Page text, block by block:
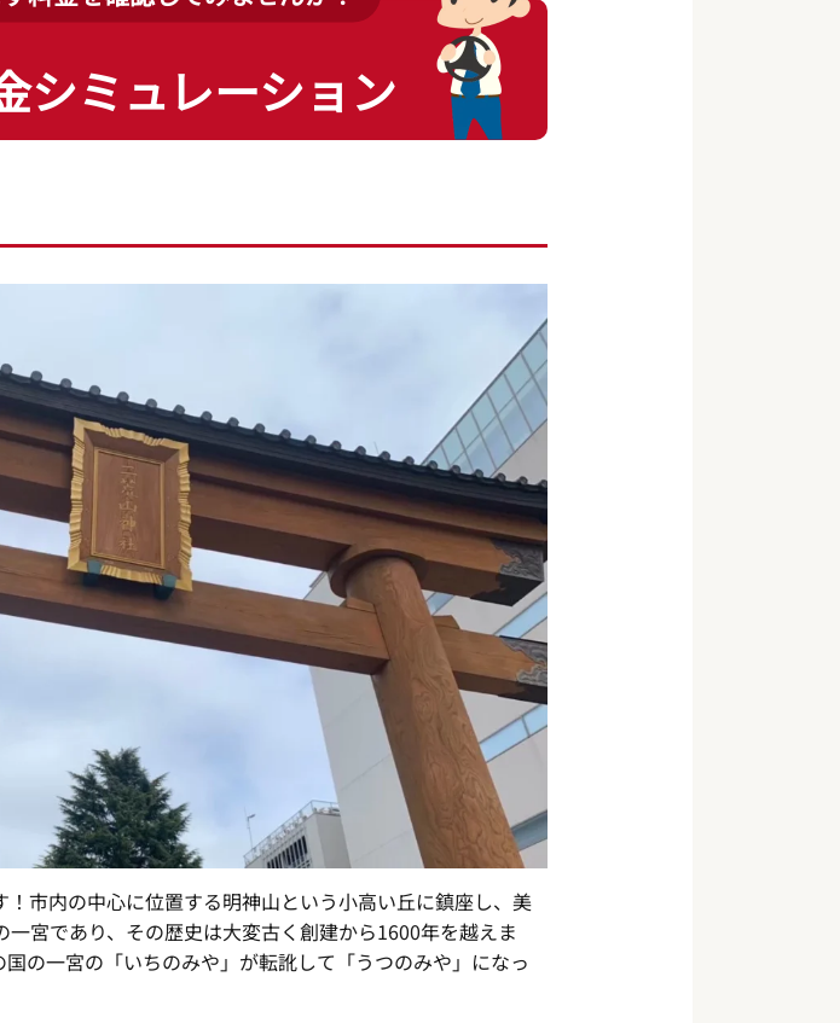
シミュレーション
市内の中心に位置する明神山という小高い丘に鎮座し、美
宮であり、その歴史は大変古く創建から1600年を越えま
の一宮の「いちのみや」が転訛して「うつのみや」になっ